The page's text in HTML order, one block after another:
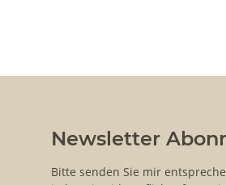
Newsletter
Bitte senden Sie mir